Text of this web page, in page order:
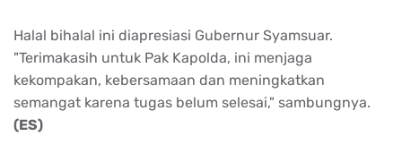
Halal bihalal ini diapresiasi Gubernur Syamsuar.
"Terimakasih untuk Pak Kapolda, ini menjaga
kekompakan, kebersamaan dan meningkatkan
semangat karena tugas belum selesai," sambungnya.
(ES)